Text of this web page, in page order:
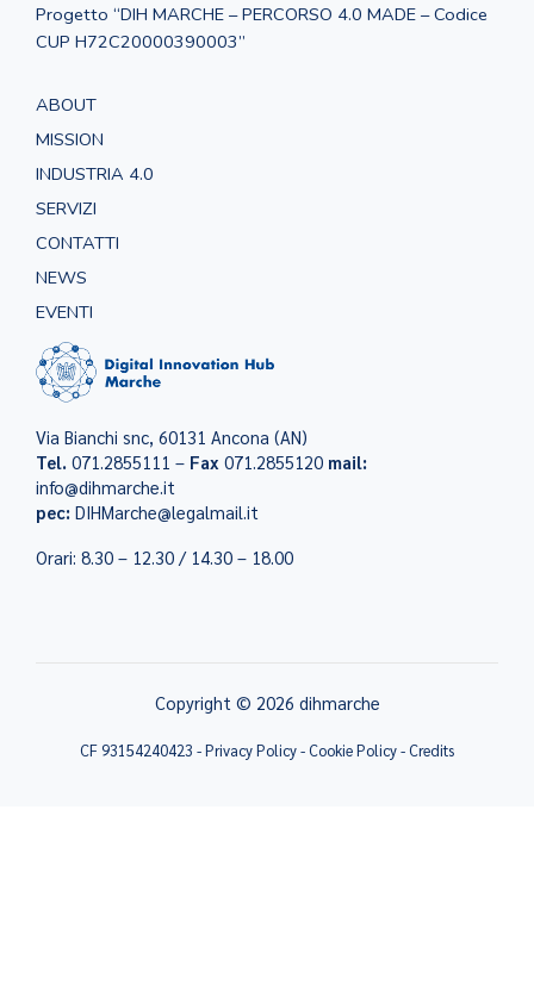
Progetto “DIH MARCHE – PERCORSO 4.0 MADE – Codice
CUP H72C20000390003”
ABOUT
MISSION
INDUSTRIA 4.0
SERVIZI
CONTATTI
NEWS
EVENTI
Via Bianchi snc, 60131 Ancona (AN)
Tel. 071.2855111 – Fax 071.2855120 mail:
info@dihmarche.it
pec: DIHMarche@legalmail.it
Orari: 8.30 – 12.30 / 14.30 – 18.00
Copyright © 2026 dihmarche
CF 93154240423 -Privacy Policy- Cookie Policy- Credits